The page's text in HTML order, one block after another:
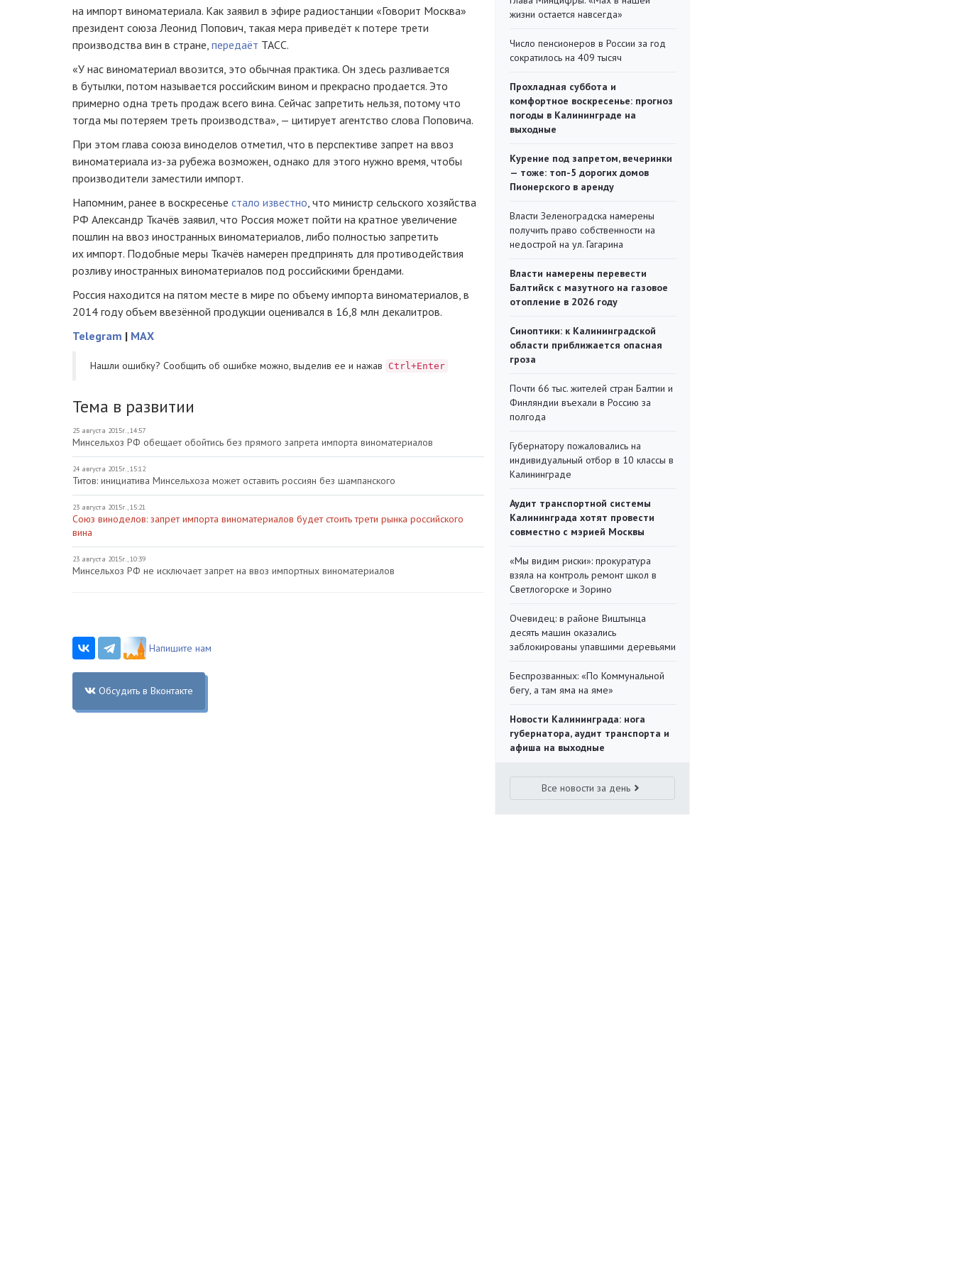
на импорт виноматериала. Как заявил в эфире радиостанции «Говорит Москва»
президент союза Леонид Попович, такая мера приведёт к потере трети
производства вин в стране, передаёт ТАСС.
«У нас виноматериал ввозится, это обычная практика. Он здесь разливается
в бутылки, потом называется российским вином и прекрасно продается. Это
примерно одна треть продаж всего вина. Сейчас запретить нельзя, потому что
тогда мы потеряем треть производства», — цитирует агентство слова Поповича.
При этом глава союза виноделов отметил, что в перспективе запрет на ввоз
виноматериала из-за рубежа возможен, однако для этого нужно время, чтобы
производители заместили импорт.
Напомним, ранее в воскресенье стало известно, что министр сельского хозяйства
РФ Александр Ткачёв заявил, что Россия может пойти на кратное увеличение
пошлин на ввоз иностранных виноматериалов, либо полностью запретить
их импорт. Подобные меры Ткачёв намерен предпринять для противодействия
розливу иностранных виноматериалов под российскими брендами.
Россия находится на пятом месте в мире по объему импорта виноматериалов, в
2014 году объем ввезённой продукции оценивался в 16,8 млн декалитров.
Telegram | MAX
Нашли ошибку? Cообщить об ошибке можно, выделив ее и нажав Ctrl+Enter
Тема в развитии
25 августа 2015г., 14:57
Минсельхоз РФ обещает обойтись без прямого запрета импорта виноматериалов
24 августа 2015г., 15:12
Титов: инициатива Минсельхоза может оставить россиян без шампанского
23 августа 2015г., 15:21
Союз виноделов: запрет импорта виноматериалов будет стоить трети рынка российского
вина
23 августа 2015г., 10:39
Минсельхоз РФ не исключает запрет на ввоз импортных виноматериалов
Напишите нам
Обсудить в Вконтакте
жизни остается навсегда»
Число пенсионеров в России за год
сократилось на 409 тысяч
Прохладная суббота и
комфортное воскресенье: прогноз
погоды в Калининграде на
выходные
Курение под запретом, вечеринки
— тоже: топ-5 дорогих домов
Пионерского в аренду
Власти Зеленоградска намерены
получить право собственности на
недострой на ул. Гагарина
Власти намерены перевести
Балтийск с мазутного на газовое
отопление в 2026 году
Синоптики: к Калининградской
области приближается опасная
гроза
Почти 66 тыс. жителей стран Балтии и
Финляндии въехали в Россию за
полгода
Губернатору пожаловались на
индивидуальный отбор в 10 классы в
Калининграде
Аудит транспортной системы
Калининграда хотят провести
совместно с мэрией Москвы
«Мы видим риски»: прокуратура
взяла на контроль ремонт школ в
Светлогорске и Зорино
Очевидец: в районе Виштынца
десять машин оказались
заблокированы упавшими деревьями
Беспрозванных: «По Коммунальной
бегу, а там яма на яме»
Новости Калининграда: нога
губернатора, аудит транспорта и
афиша на выходные
Все новости за день